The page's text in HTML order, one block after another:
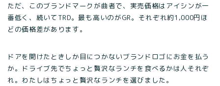
ただ、このブランドマークが曲者で、実売価格はアイシンが一
番低く、続いてTRD。最も高いのがGR。それぞれ約1,000円ほ
どの価格差があります。
ドアを開けたときしか目につかないブランドロゴにお金を払う
か。ドライブ先でちょっと贅沢なランチを食べるかは人それぞ
れ。わたしはちょっと贅沢なランチを選びました。